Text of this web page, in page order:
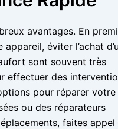
avantages. En
éviter l’achat
sont souvent très
effectuer des
pour réparer votre
ou des réparateurs
faites appel